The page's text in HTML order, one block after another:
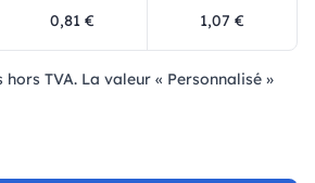
0,81 € 1,07 €
TVA. La valeur « Personnalisé »